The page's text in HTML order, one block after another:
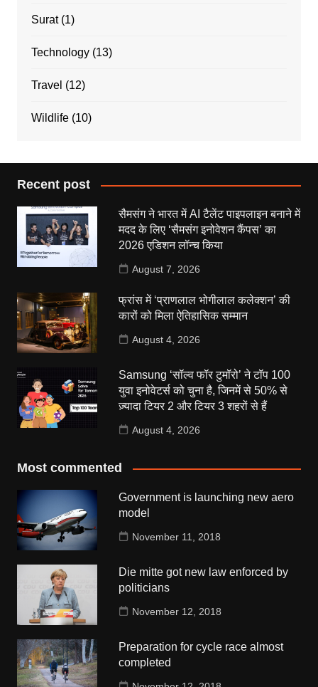
Surat(1)
Technology(13)
Travel (12)
Wildlife(10)
Recent post
सैमसंग ने भारत में AI टैलेंट पाइपलाइन बनाने में
मदद के लिए ‘सैमसंग इनोवेशन कैंपस’ का
2026 एडिशन लॉन्च किया
August 7, 2026
फ्रांस में ‘प्राणलाल भोगीलाल कलेक्शन’ की
कारों को मिला ऐतिहासिक सम्मान
August 4, 2026
Samsung ‘सॉल्व फॉर टुमॉरो’ ने टॉप 100
युवा इनोवेटर्स को चुना है, जिनमें से 50% से
ज़्यादा टियर 2 और टियर 3 शहरों से हैं
August 4, 2026
Most commented
Government is launching new aero
model
November 11, 2018
Die mitte got new law enforced by
politicians
November 12, 2018
Preparation for cycle race almost
completed